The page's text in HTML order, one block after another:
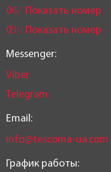
067 Показать номер
050 Показать номер
Messenger:
Viber
Telegram
Email:
info@tescoma-ua.com
График работы: